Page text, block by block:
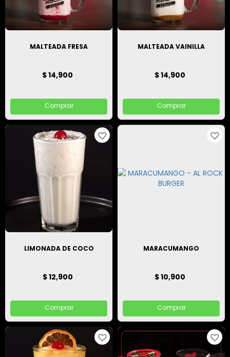
MALTEADA FRESA
$ 14,900
Comprar
MALTEADA VAINILLA
$ 14,900
Comprar
LIMONADA DE COCO
$ 12,900
Comprar
MARACUMANGO
$ 10,900
Comprar